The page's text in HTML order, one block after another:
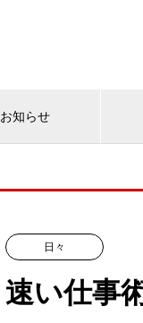
お知らせ
日々
速い仕事